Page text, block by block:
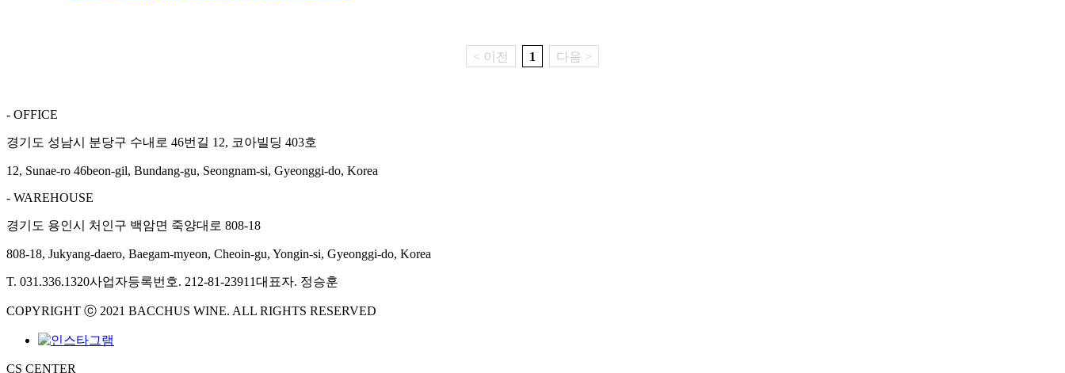
< 이전 1 다음 >
- OFFICE
경기도 성남시 분당구 수내로 46번길 12, 코아빌딩 403호
12, Sunae-ro 46beon-gil, Bundang-gu, Seongnam-si, Gyeonggi-do, Korea
- WAREHOUSE
경기도 용인시 처인구 백암면 죽양대로 808-18
808-18, Jukyang-daero, Baegam-myeon, Cheoin-gu, Yongin-si, Gyeonggi-do, Korea
T. 031.336.1320사업자등록번호. 212-81-23911대표자. 정승훈
COPYRIGHT ⓒ 2021 BACCHUS WINE. ALL RIGHTS RESERVED
CS CENTER